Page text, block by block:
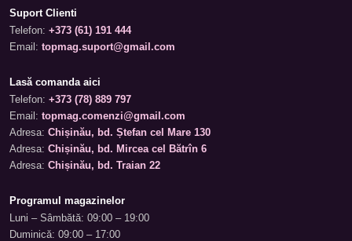
Suport Clienti
Telefon: +373 (61) 191 444
Email: topmag.suport@gmail.com
Lasă comanda aici
Telefon: +373 (78) 889 797
Email: topmag.comenzi@gmail.com
Adresa: Chișinău, bd. Ștefan cel Mare 130
Adresa: Chișinău, bd. Mircea cel Bătrîn 6
Adresa: Chișinău, bd. Traian 22
Programul magazinelor
Luni – Sâmbătă: 09:00 – 19:00
Duminică: 09:00 – 17:00